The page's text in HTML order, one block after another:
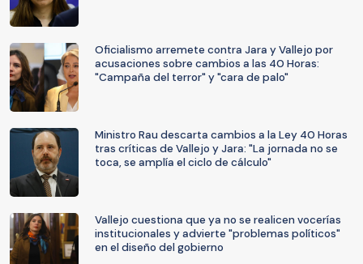
Oficialismo arremete contra Jara y Vallejo por
acusaciones sobre cambios a las 40 Horas:
"Campaña del terror" y "cara de palo"
Ministro Rau descarta cambios a la Ley 40 Horas
tras críticas de Vallejo y Jara: "La jornada no se
toca, se amplía el ciclo de cálculo"
Vallejo cuestiona que ya no se realicen vocerías
institucionales y advierte "problemas políticos"
en el diseño del gobierno